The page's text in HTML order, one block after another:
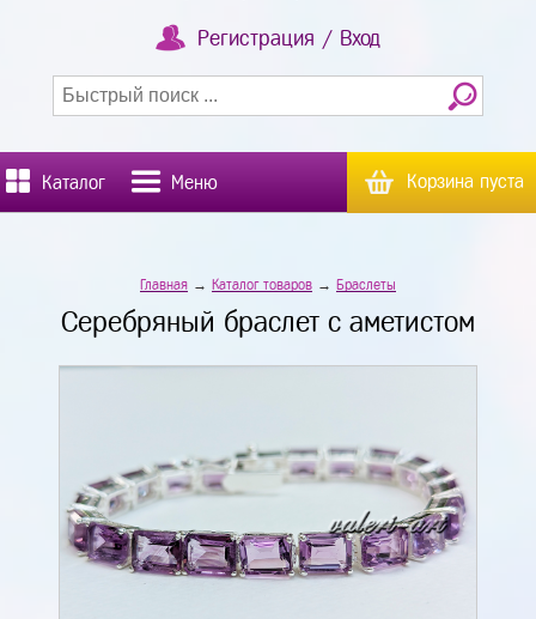
Регистрация / Вход
Каталог Меню Корзина пуста
Главная → Каталог товаров → Браслеты
Серебряный браслет с аметистом